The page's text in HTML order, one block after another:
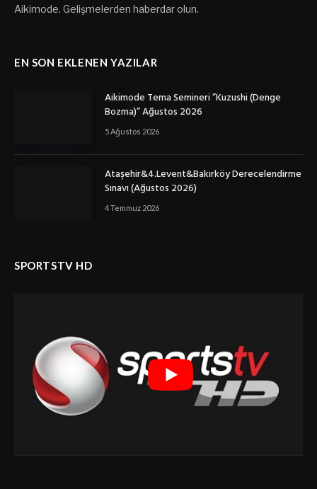
Aikimode. Gelişmelerden haberdar olun.
EN SON EKLENEN YAZILAR
Aikimode Tema Semineri ”Kuzushi (Denge
Bozma)” Ağustos 2026
5 Ağustos 2026
Ataşehir&4.Levent&Bakırköy Derecelendirme
Sınavı (Ağustos 2026)
4 Temmuz 2026
SPORTSTV HD